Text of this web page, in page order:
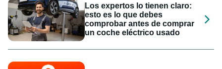
Los expertos lo tienen claro:
esto es lo que debes
comprobar antes de comprar
un coche eléctrico usado